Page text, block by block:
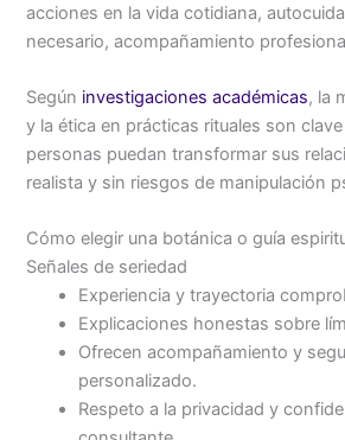
acciones en la vida cotidiana,
necesario, acompañamiento
Según investigaciones académicas, la
y la ética en prácticas rituales son
personas puedan transformar sus
realista y sin riesgos de manipulación
Cómo elegir una botánica o guía
Señales de seriedad
Experiencia y trayectoria
Explicaciones honestas sobre
Ofrecen acompañamiento y
personalizado.
Respeto a la privacidad y